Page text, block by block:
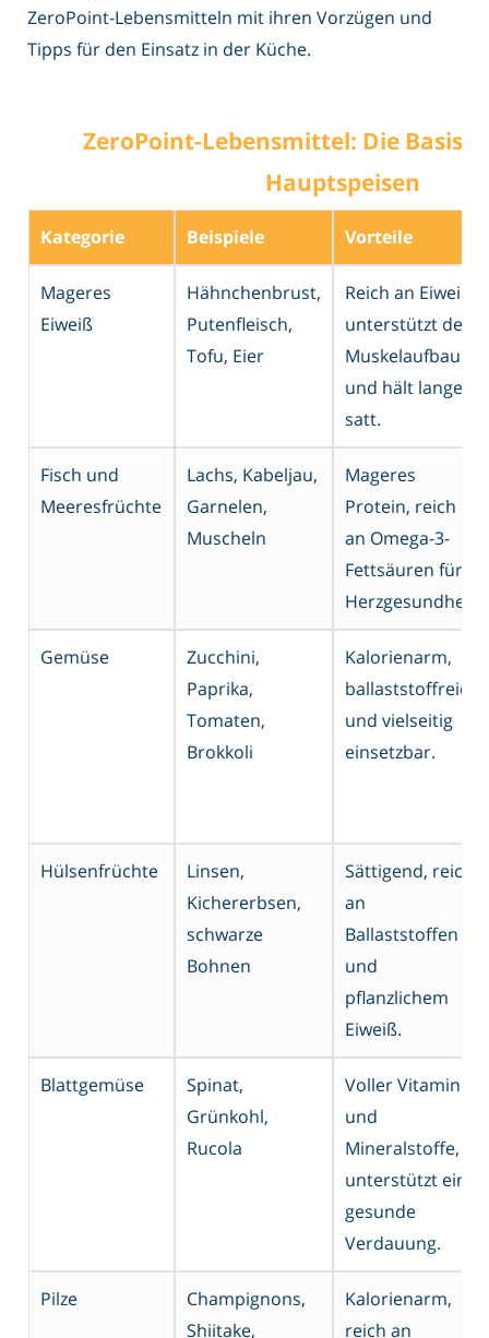
ZeroPoint-Lebensmitteln mit ihren Vorzügen und
Tipps für den Einsatz in der Küche.
ZeroPoint‑Lebensmittel: Die Basis
Hauptspeisen
Kategorie Beispiele Vorteile
Mageres
Eiweiß
Hähnchenbrust,
Putenfleisch,
Tofu, Eier
Reich an Eiweiß,
unterstützt den
Muskelaufbau
und hält lange
satt.
Fisch und
Meeresfrüchte
Lachs, Kabeljau,
Garnelen,
Muscheln
Mageres
Protein, reich
an Omega-3-
Fettsäuren für
Herzgesundheit.
Gemüse
Zucchini,
Paprika,
Tomaten,
Brokkoli
Kalorienarm,
ballaststoffreich
und vielseitig
einsetzbar.
Hülsenfrüchte
Linsen,
Kichererbsen,
schwarze
Bohnen
Sättigend, reich
an
Ballaststoffen
und
pflanzlichem
Eiweiß.
Blattgemüse
Spinat,
Grünkohl,
Rucola
Voller Vitamine
und
Mineralstoffe,
unterstützt eine
gesunde
Verdauung.
Pilze
Champignons,
Shiitake,
Kalorienarm,
reich an